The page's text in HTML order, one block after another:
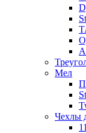
Мел
Чехлы